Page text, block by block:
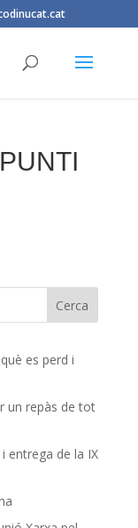
es perd i
un repàs de tot
entrega de la IX